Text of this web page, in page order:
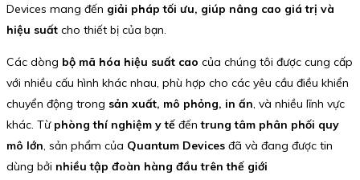
Devices mang đến giải pháp tối ưu, giúp nâng cao giá trị và
hiệu suất cho thiết bị của bạn.
Các dòng bộ mã hóa hiệu suất cao của chúng tôi được cung cấp
với nhiều cấu hình khác nhau, phù hợp cho các yêu cầu điều khiển
chuyển động trong sản xuất, mô phỏng, in ấn, và nhiều lĩnh vực
khác. Từ phòng thí nghiệm y tế đếntrung tâm phân phối quy
mô lớn, sản phẩm của Quantum Devices đã và đang được tin
dùng bởi nhiều tập đoàn hàng đầu trên thế giới